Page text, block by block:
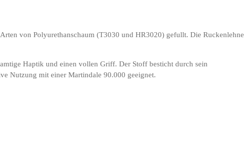
von Polyurethanschaum (T3030 und HR3020) gefullt. Die Ruckenlehne
Haptik und einen vollen Griff. Der Stoff besticht durch sein
Nutzung mit einer Martindale 90.000 geeignet.